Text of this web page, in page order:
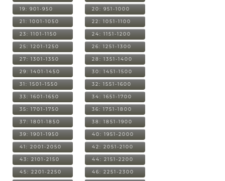
19: 901-950 20: 951-1000
21: 1001-1050 22: 1051-1100
23: 1101-1150 24: 1151-1200
25: 1201-1250 26: 1251-1300
27: 1301-1350 28: 1351-1400
29: 1401-1450 30: 1451-1500
31: 1501-1550 32: 1551-1600
33: 1601-1650 34: 1651-1700
35: 1701-1750 36: 1751-1800
37: 1801-1850 38: 1851-1900
39: 1901-1950 40: 1951-2000
41: 2001-2050 42: 2051-2100
43: 2101-2150 44: 2151-2200
45: 2201-2250 46: 2251-2300